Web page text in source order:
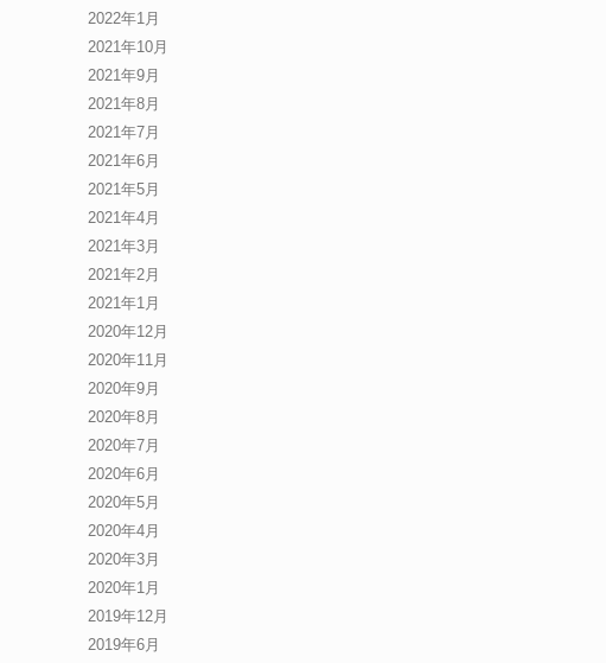
2022年1月
2021年10月
2021年9月
2021年8月
2021年7月
2021年6月
2021年5月
2021年4月
2021年3月
2021年2月
2021年1月
2020年12月
2020年11月
2020年9月
2020年8月
2020年7月
2020年6月
2020年5月
2020年4月
2020年3月
2020年1月
2019年12月
2019年6月